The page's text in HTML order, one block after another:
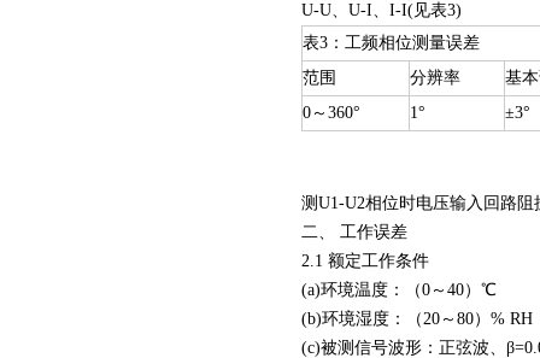
U-U、U-I、I-I(见表3)
表3：工频相位测量误差
范围
分辨率
基
0～360°
1° ±3°
测U1-U2相位时电压输入回路阻
二、 工作误差
2.1 额定工作条件
(a)环境温度：（0～40）℃
(b)环境湿度：（20～80）% RH
(c)被测信号波形：正弦波、